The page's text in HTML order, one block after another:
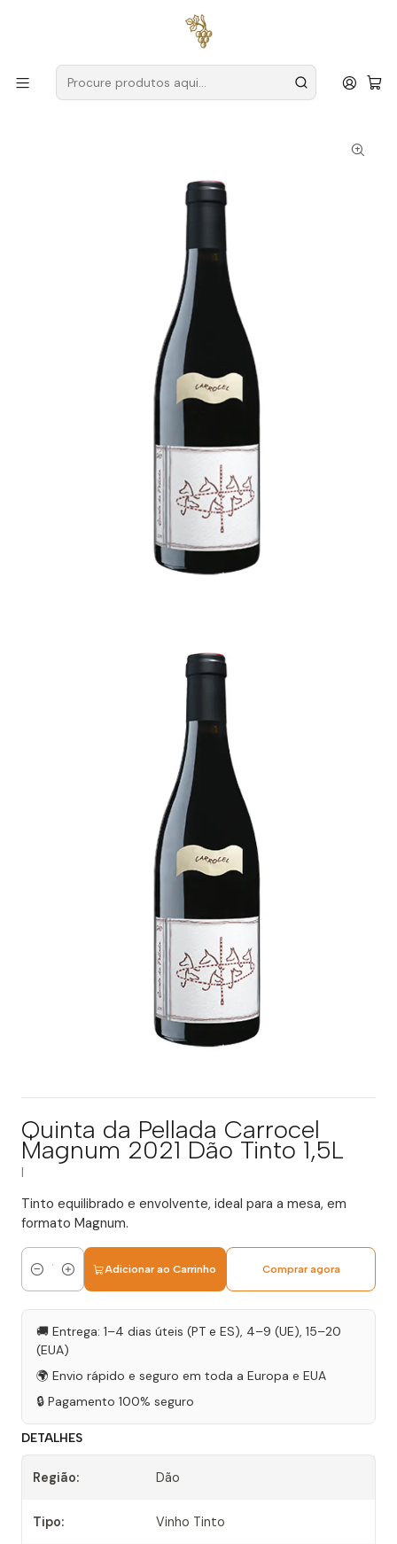
para encomendas a partir de
Produtores Dão
Quinta da Pellada
Quinta da Pellada Carrocel Magnum 2021 Dão Tinto 1,5L
Quinta da Pellada Carrocel
Magnum 2021 Dão Tinto 1,5L
Tinto equilibrado e envolvente, ideal para a mesa, em
formato Magnum.
Quantidade
Adicionar ao Carrinho Comprar agora
🚚 Entrega: 1–4 dias úteis (PT e ES), 4–9 (UE), 15–20
(EUA)
🌍 Envio rápido e seguro em toda a Europa e EUA
🔒 Pagamento 100% seguro
DETALHES
Região: Dão
Tipo: Vinho Tinto